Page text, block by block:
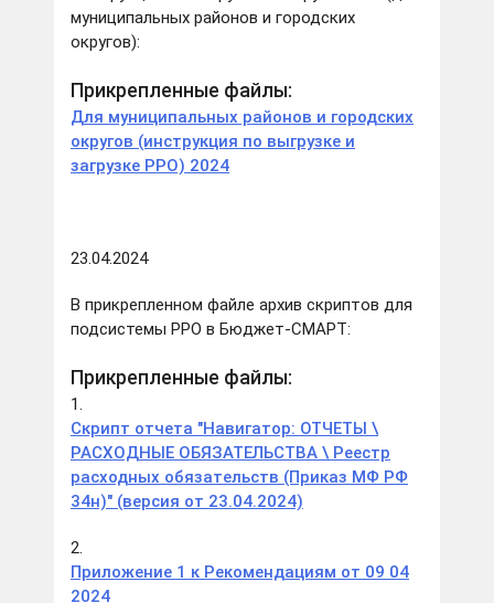
муниципальных районов и городских
округов):
Прикрепленные файлы:
Для муниципальных районов и городских
округов (инструкция по выгрузке и
загрузке РРО) 2024
23.04.2024
В прикрепленном файле архив скриптов для
подсистемы РРО в Бюджет-СМАРТ:
Прикрепленные файлы:
1.
Скрипт отчета "Навигатор: ОТЧЕТЫ \
РАСХОДНЫЕ ОБЯЗАТЕЛЬСТВА \ Реестр
расходных обязательств (Приказ МФ РФ
34н)" (версия от 23.04.2024)
2.
Приложение 1 к Рекомендациям от 09 04
2024